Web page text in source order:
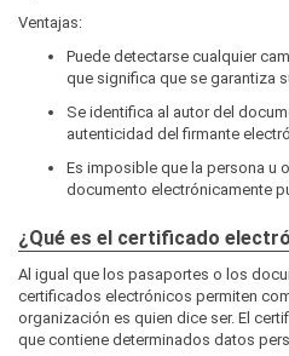
Ventajas:
Puede detectarse cualquier
que significa que se garantiza
Se identifica al autor del
autenticidad del firmante
Es imposible que la persona u
documento electrónicamente
¿Qué es el certificado
Al igual que los pasaportes o los
certificados electrónicos permiten
organización es quien dice ser. El
que contiene determinados datos